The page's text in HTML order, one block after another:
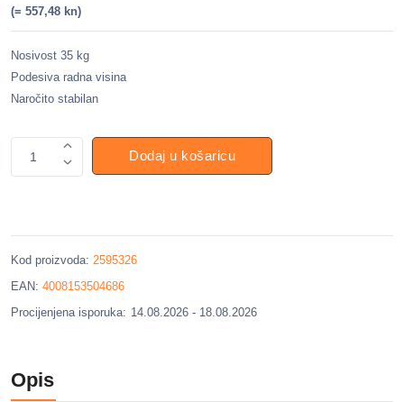
(= 557,48 kn)
Nosivost 35 kg
Podesiva radna visina
Naročito stabilan
1 Dodaj u košaricu
Kod proizvoda: 2595326
EAN: 4008153504686
Procijenjena isporuka: 14.08.2026 - 18.08.2026
Opis